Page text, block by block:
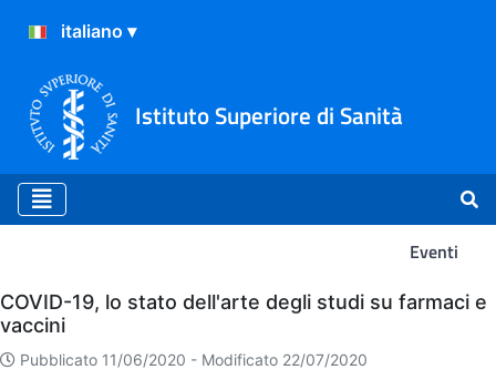
Istituto Superiore di Sanità
Eventi
Eventi
COVID-19, lo stato dell'arte degli studi su farmaci e
vaccini
Pubblicato 11/06/2020 - Modificato 22/07/2020